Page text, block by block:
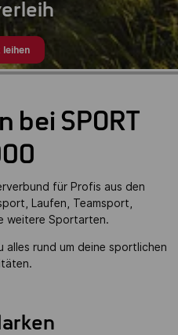
SPORT
für Profis aus den
Laufen
Teamsport,
weitere Sportarten.
alles rund um deine sportlichen